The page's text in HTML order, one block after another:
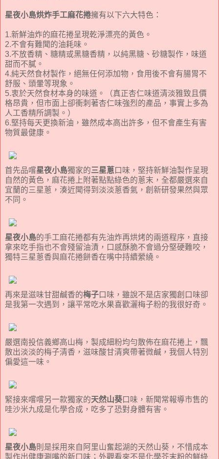
星夜小島烘炸手工麻花捲擁有以下六大特色：
1.新鮮油炸的麻花捲呈現乾淨漂亮的黃色。
2.不會有難聞的油耗味。
3.不放香精、糖精或黑糖香精，以純黑糖、砂糖製作，味道
甜而不膩。
4.純天然食材製作，絕無任何添加物，食用後不會有腸胃不
舒服、頭暈等現象。
5.衷於天然食材本身的味道。（真正杏仁味道清淡雅致且價
格昂貴，但市面上卻衝刺著杏仁味強烈的產品，事實上多為
人工香精所調製。）
6.堅持每天更換新油，雖然成本高出許多，但不會產生有害
物質最健康。
首先品嚐星夜小島獨家的三星蔥 口味，堅持新鮮油製作呈現
自然的黃色，麻花捲上附著點點綠色的蔥末，全都嚴選來自
宜蘭的三星蔥，湊近聞得到淡淡蔥香氣，創新研發果然與眾
不同。
星夜小島的手工麻花捲都有先油炸再烘烤的兩道程序，直接
拿來吃手指也不會殘留油漬，口感酥脆不會過分堅硬難咬，
獨特三星蔥香與麻花捲餅香在嘴中持續縈繞。
再來是滋味甘甜鹹香的梅子口味，雖說不是店家獨創口味卻
是我第一次遇到，讓平常吃水果喜歡灑梅子粉的我很好奇。
嚴選南投信義鄉高山梅，製成細粉均勻散佈在麻花捲上，飄
散出淡淡的梅子清香，滋味酸甘清爽帶著微鹹，我個人特別
偏愛這一味。
緊接來嚐嚐另一款獨家的天然山葵口味，新聞常報導市售的
哇沙米九成是化學合成，吃多了恐對身體有害。
星夜小島則是採用來自阿里山奮起湖的天然山葵，不惜成本
製作出健康涮嘴的新口味；外觀看來不是化學芥末粉的鮮綠